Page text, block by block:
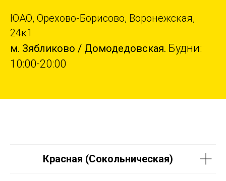
ЮАО, Орехово-Борисово, Воронежская,
24к1
м. Зябликово / Домодедовская. Будни:
10:00-20:00
Красная (Сокольническая)